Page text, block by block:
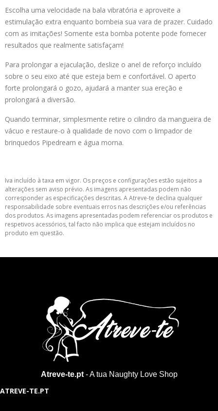
Escolha uma velocidade na bala vibratória e aproveite a
estimulação extra enquanto bombeia sua vara de prazer. Cuidado
com as imitações! Somente esta bomba potente pode fornecer
resultados que realmente satisfaçam!
Para prolongar a ejaculação, deslize o anel de reforço incluído
sobre o seu eixo até que esteja bem e confortável. O aperto
forte prolongará o gozo, ajudará a manter sua ereção e
prolongará a diversão.
Quando terminar, simplesmente retire o cilindro da mangueira de
vácuo e restaure-o à qualidade de novo com o limpador de
brinquedos Pipedream e água morna.
Iva incluído à taxa em vigor. Os preços e configurações estão sujeitos a
alterações sem aviso prévio. As imagens apresentadas podem não
corresponder as especificações descritas. A Atreve-te declina qualquer
responsabilidade sobre eventuais erros nas descrições e/ou referências
dos produtos. As imagens apresentadas podem referenciar os produtos e
respetivos acessórios, tal facto não implica que estejam incluídos no
produto em questão.
Atreve-te.pt- A tua Naughty Love Shop
ATREVE-TE.PT